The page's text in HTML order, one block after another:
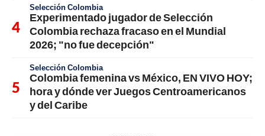
Selección Colombia
Experimentado jugador de Selección
Colombia rechaza fracaso en el Mundial
2026; "no fue decepción"
Selección Colombia
Colombia femenina vs México, EN VIVO HOY;
hora y dónde ver Juegos Centroamericanos
y del Caribe